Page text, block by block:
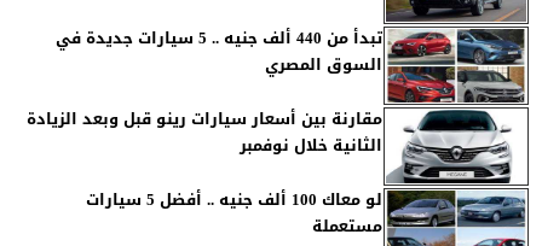
تبدأ من 440 ألف جنيه .. 5 سيارات جديدة في
السوق المصري
مقارنة بين أسعار سيارات رينو قبل وبعد الزيادة
الثانية خلال نوفمبر
لو معاك 100 ألف جنيه .. أفضل 5 سيارات
مستعملة